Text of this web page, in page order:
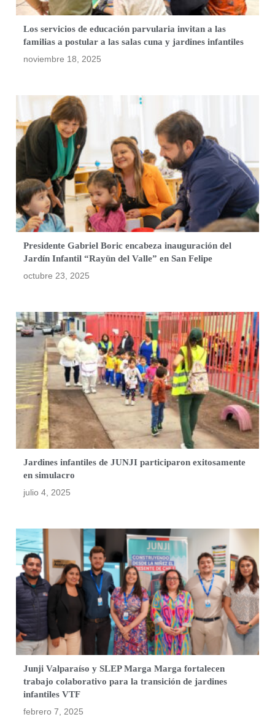
Los servicios de educación parvularia invitan a las
familias a postular a las salas cuna y jardines infantiles
noviembre 18, 2025
Presidente Gabriel Boric encabeza inauguración del
Jardín Infantil “Rayün del Valle” en San Felipe
octubre 23, 2025
Jardines infantiles de JUNJI participaron exitosamente
en simulacro
julio 4, 2025
Junji Valparaíso y SLEP Marga Marga fortalecen
trabajo colaborativo para la transición de jardines
infantiles VTF
febrero 7, 2025